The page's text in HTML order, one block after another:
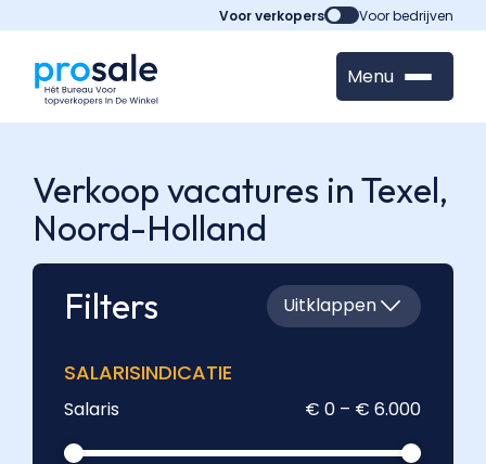
Voor verkopers Voor bedrijven
Menu
Verkoop vacatures in Texel,
Noord-Holland
Filters
Uitklappen
SALARISINDICATIE
Salaris € 0 – € 6.000